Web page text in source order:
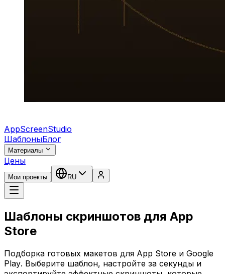
AppScreenStudio
ШаблоныБлог
Материалы
Цены
Мои проекты RU
Шаблоны скриншотов для App
Store
Подборка готовых макетов для App Store и Google
Play. Выберите шаблон, настройте за секунды и